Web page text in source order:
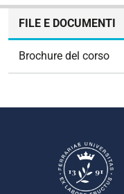
FILE E DOCUMENTI
Brochure del corso